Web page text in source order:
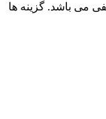
می باشد. گزینه ها